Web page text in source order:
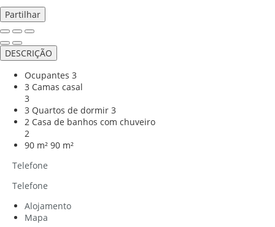
Partilhar
DESCRIÇÃO
Ocupantes 3
3 Camas casal
3
3 Quartos de dormir 3
2 Casa de banhos com chuveiro
2
90 m² 90 m²
Telefone
Telefone
Alojamento
Mapa